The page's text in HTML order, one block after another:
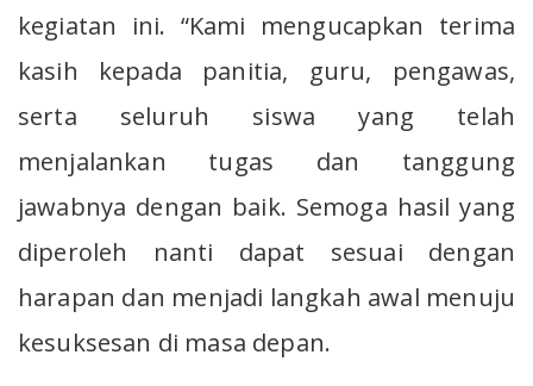
kegiatan ini. “Kami mengucapkan terima
kasih kepada panitia, guru, pengawas,
serta seluruh siswa yang telah
menjalankan tugas dan tanggung
jawabnya dengan baik. Semoga hasil yang
diperoleh nanti dapat sesuai dengan
harapan dan menjadi langkah awal menuju
kesuksesan di masa depan.